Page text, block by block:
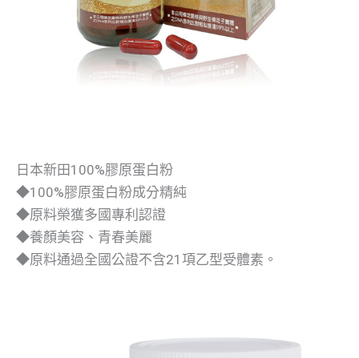
日本新田100%膠原蛋白粉
◆100%膠原蛋白粉成分精純
◆原料榮獲多國專利認證
◆養顏美容、青春美麗
◆原料通過全國公證不含21項乙型受體素。